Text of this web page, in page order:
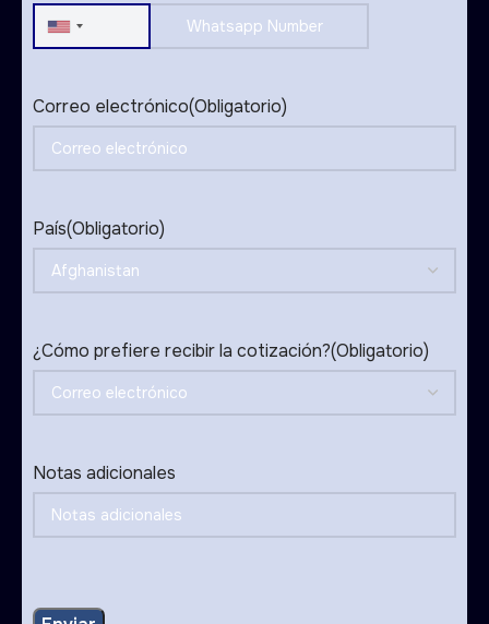
United
Correo electrónico(Obligatorio)
País(Obligatorio)
¿Cómo prefiere recibir la cotización?(Obligatorio)
Notas adicionales